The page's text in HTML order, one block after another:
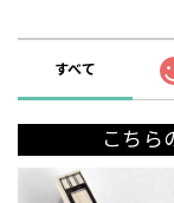
すべて
こちら